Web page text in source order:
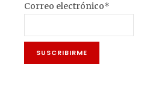
Correo electrónico*